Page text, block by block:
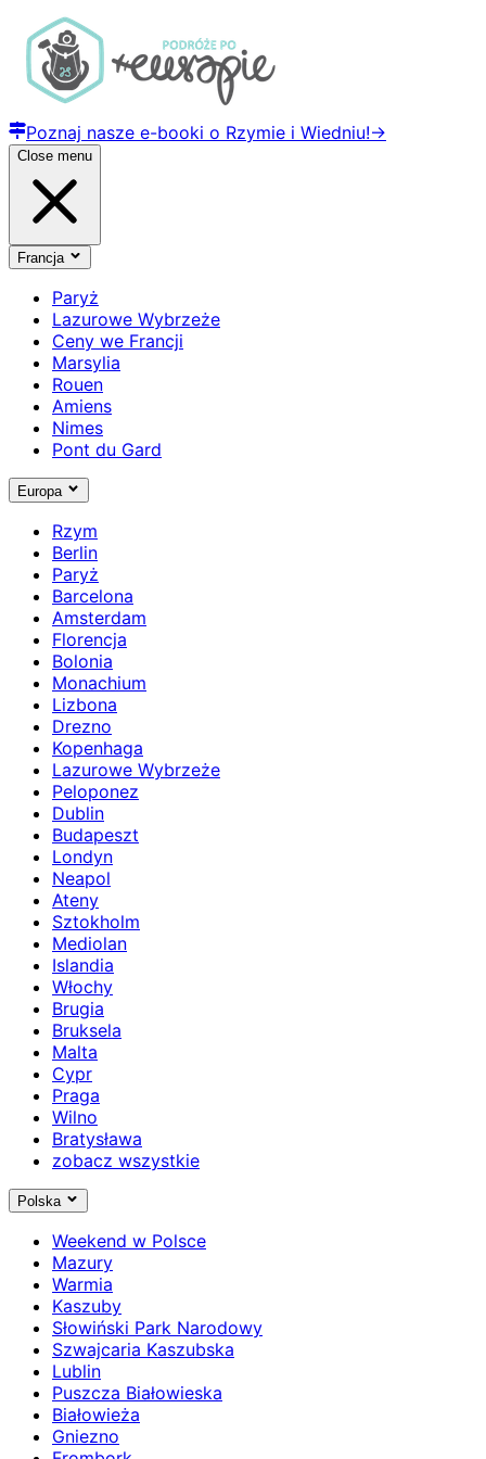
Poznaj nasze e-booki o Rzymie i Wiedniu!→
Close menu
Francja
Paryż
Lazurowe Wybrzeże
Ceny we Francji
Marsylia
Rouen
Amiens
Nimes
Pont du Gard
Europa
Rzym
Berlin
Paryż
Barcelona
Amsterdam
Florencja
Bolonia
Monachium
Lizbona
Drezno
Kopenhaga
Lazurowe Wybrzeże
Peloponez
Dublin
Budapeszt
Londyn
Neapol
Ateny
Sztokholm
Mediolan
Islandia
Włochy
Brugia
Bruksela
Malta
Cypr
Praga
Wilno
Bratysława
zobacz wszystkie
Polska
Weekend w Polsce
Mazury
Warmia
Kaszuby
Słowiński Park Narodowy
Szwajcaria Kaszubska
Lublin
Puszcza Białowieska
Białowieża
Gniezno